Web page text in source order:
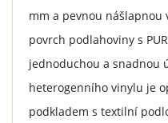
mm a pevnou nášlapnou
povrch podlahoviny s
jednoduchou a snadnou
heterogenního vinylu je
podkladem s textilní